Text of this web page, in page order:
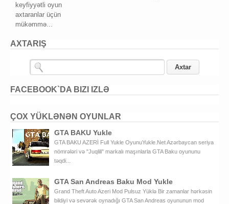
keyfiyyətli oyun
axtaranlar üçün
mükəmmə...
AXTARIŞ
FACEBOOK`DA BIZI IZLƏ
ÇOX YÜKLƏNƏN OYUNLAR
GTA BAKU Yukle
GTA BAKU AZERİ Full Yukle OyunuYukle.Net Azərbaycan seriya
nömrələri və "Juqlili" markalı maşınlarla GTA Baku oyununu
təqdi...
GTA San Andreas Baku Mod Yukle
Grand Theft Auto Azeri Mod Pulsuz Yüklə Bir zamanlar hərkəsin
bildiyi və sevərək oynadığı GTA San Andreas oyununun mod